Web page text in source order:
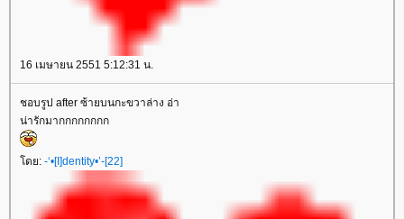
16 เมษายน 2551 5:12:31 น.
ชอบรูป after ซ้ายบนกะขวาล่าง อ่า
น่ารักมากกกกกกกก
ดย: -‘•[I]dentity•’-[22]